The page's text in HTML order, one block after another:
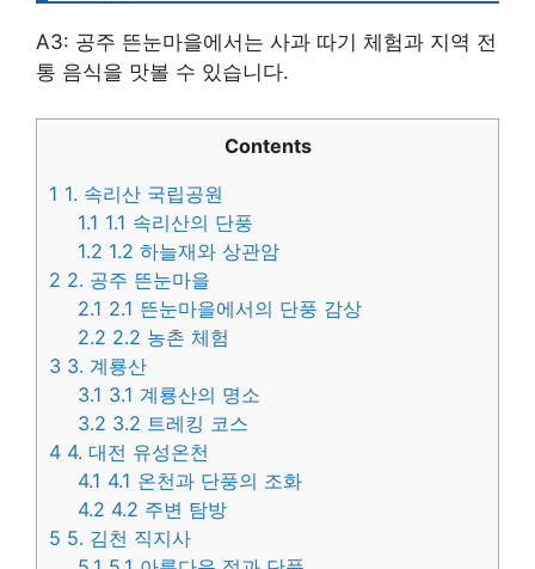
A3: 공주 뜬눈마을에서는 사과 따기 체험과 지역 전
통 음식을 맛볼 수 있습니다.
Contents
1 1. 속리산 국립공원
1.1 1.1 속리산의 단풍
1.2 1.2 하늘재와 상관암
2 2. 공주 뜬눈마을
2.1 2.1 뜬눈마을에서의 단풍 감상
2.2 2.2 농촌 체험
3 3. 계룡산
3.1 3.1 계룡산의 명소
3.2 3.2 트레킹 코스
4 4. 대전 유성온천
4.1 4.1 온천과 단풍의 조화
4.2 4.2 주변 탐방
5 5. 김천 직지사